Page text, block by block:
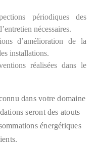
périodiques des
nécessaires.
d’amélioration de la
installations.
réalisées dans le
dans votre domaine
seront des atouts
énergétiques